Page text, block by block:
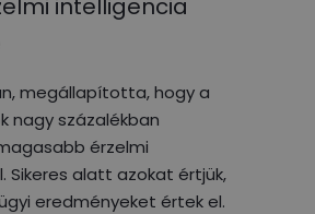
intelligencia
megállapította, hogy a
nagy százalékban
érzelmi
Sikeres alatt azokat értjük,
eredményeket értek el.